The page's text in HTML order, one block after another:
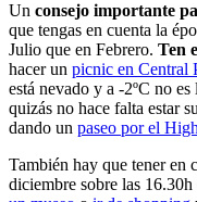
Un consejo importante
que tengas en cuenta la
Julio que en Febrero. Ten
hacer un picnic en Central
está nevado y a -2ºC no
quizás no hace falta estar
dando un paseo por el
También hay que tener en
diciembre sobre las